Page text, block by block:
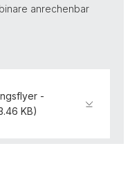
anrechenbar
-
KB)